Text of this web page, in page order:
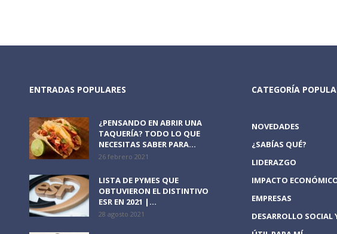
ENTRADAS POPULARES
¿PENSANDO EN ABRIR UNA
TAQUERÍA? TODO LO QUE
NECESITAS SABER PARA...
26 febrero 2021
LISTA DE PYMES QUE
OBTUVIERON EL DISTINTIVO
ESR EN 2021 |...
28 agosto 2021
CATEGORÍA
NOVEDADES
¿SABÍAS QUÉ?
LIDERAZGO
IMPACTO
EMPRESAS
DESARROLLO